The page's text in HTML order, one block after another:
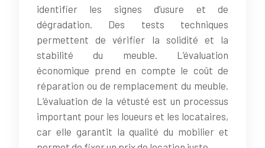
identifier les signes d’usure et de
dégradation. Des tests techniques
permettent de vérifier la solidité et la
stabilité du meuble. L’évaluation
économique prend en compte le coût de
réparation ou de remplacement du meuble.
L’évaluation de la vétusté est un processus
important pour les loueurs et les locataires,
car elle garantit la qualité du mobilier et